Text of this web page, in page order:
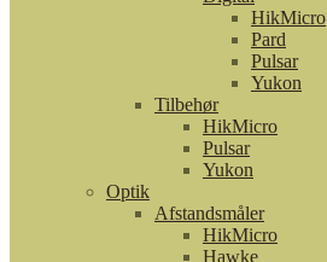
HikMicro
Pard
Pulsar
Yukon
Tilbehør
HikMicro
Pulsar
Yukon
Optik
Afstandsmåler
HikMicro
Hawke